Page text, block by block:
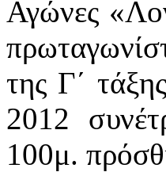
Αγώνες
της Γ΄
2012
100μ.